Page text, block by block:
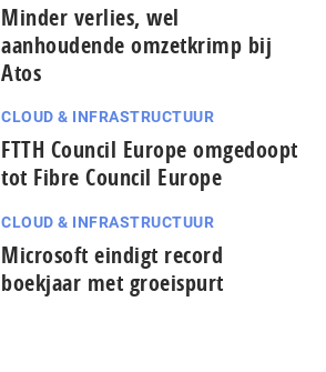
Minder verlies, wel
aanhoudende omzetkrimp bij
Atos
CLOUD & INFRASTRUCTUUR
FTTH Council Europe omgedoopt
tot Fibre Council Europe
CLOUD & INFRASTRUCTUUR
Microsoft eindigt record
boekjaar met groeispurt